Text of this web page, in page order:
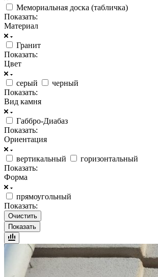
Мемориальная доска (табличка)
Показать:
Материал
Гранит
Показать:
Цвет
серый
черный
Показать:
Вид камня
Габбро-Диабаз
Показать:
Ориентация
вертикальный
горизонтальный
Показать:
Форма
прямоугольный
Показать:
Очистить